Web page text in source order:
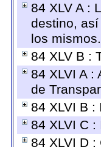
84 XLV A :
destino,
los mismos.
84 XLV B :
84 XLVI A
de
84 XLVI B
84 XLVI C
84 XLVI D